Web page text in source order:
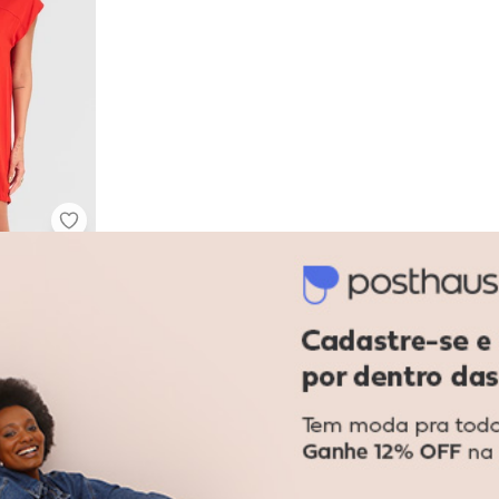
Ribana Curto Laranja
Rovitex - Vestido Curto Feminino Laranja
-62%